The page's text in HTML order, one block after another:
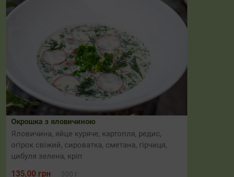
Окрошка з яловичиною
Яловичина, яйце куряче, картопля, редис,
огірок свіжий, сироватка, сметана, гірчиця,
цибуля зелена, кріп
135,00 грн 300 г